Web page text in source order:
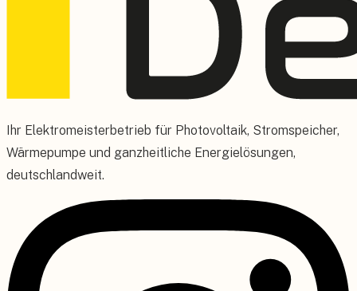
Ihr Elektromeisterbetrieb für Photovoltaik, Stromspeicher,
Wärmepumpe und ganzheitliche Energielösungen,
deutschlandweit.